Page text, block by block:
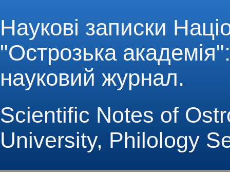
Наукові записки
"Острозька
науковий журнал.
Scientific Notes of
University, Philology